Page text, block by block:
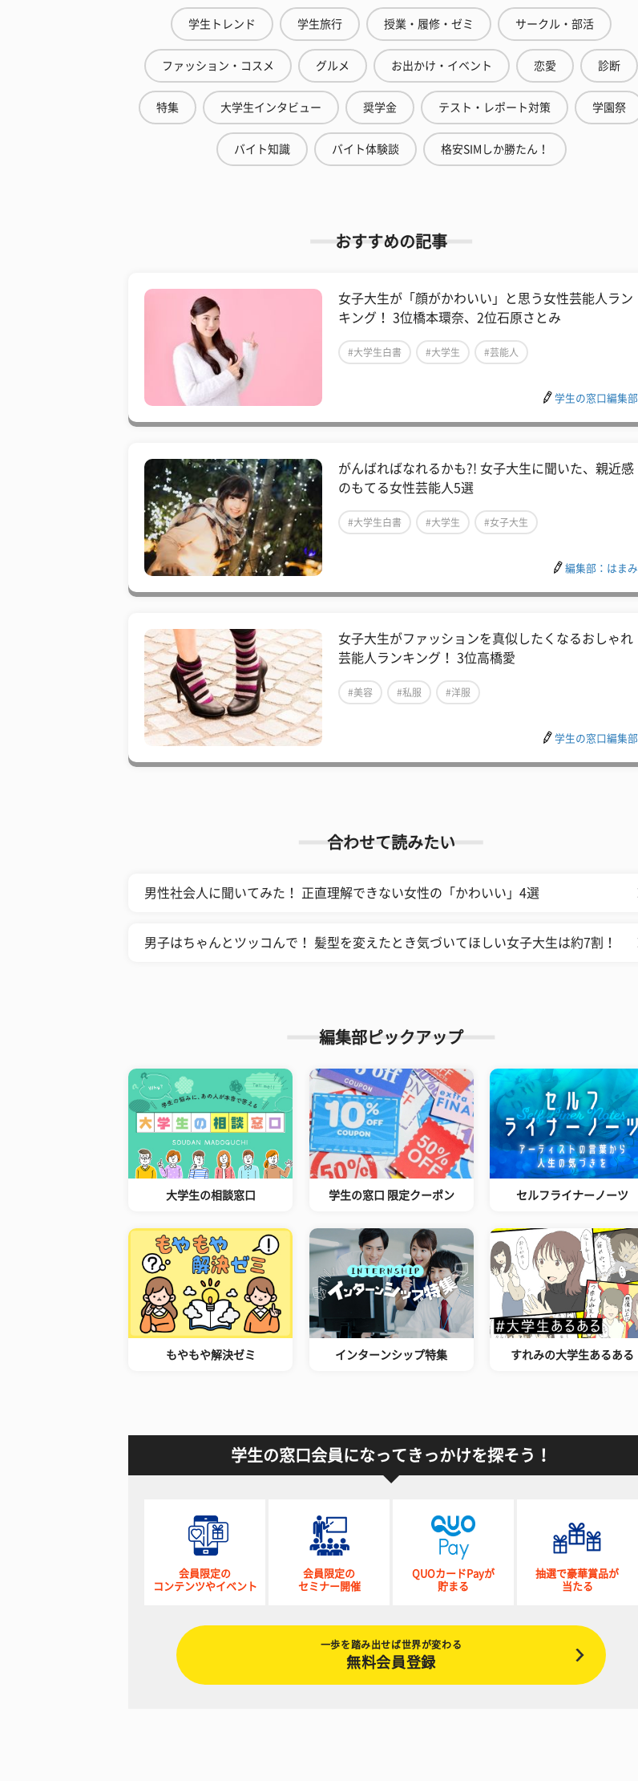
学生トレンド 学生旅行 授業・履修・ゼミ サークル・部活
ファッション・コスメ グルメ お出かけ・イベント 恋愛 診断
特集 大学生インタビュー 奨学金 テスト・レポート対策 学園祭
バイト知識 バイト体験談 格安SIMしか勝たん！
おすすめの記事
女子大生が「顔がかわいい」と思う女性芸能人ラン
キング！ 3位橋本環奈、2位石原さとみ
#大学生白書 #大学生 #芸能人
学生の窓口編集部
がんばればなれるかも?! 女子大生に聞いた、親近感
のもてる女性芸能人5選
#大学生白書 #大学生 #女子大生
編集部：はまみ
女子大生がファッションを真似したくなるおしゃれ
芸能人ランキング！ 3位高橋愛
#美容 #私服 #洋服
学生の窓口編集部
合わせて読みたい
男性社会人に聞いてみた！ 正直理解できない女性の「かわいい」4選
男子はちゃんとツッコんで！ 髪型を変えたとき気づいてほしい女子大生は約7割！
編集部ピックアップ
大学生の相談窓口 学生の窓口 限定クーポン セルフライナーノーツ
もやもや解決ゼミ インターンシップ特集 すれみの大学生あるある
学生の窓口会員になってきっかけを探そう！
会員限定の
コンテンツやイベント
会員限定の
セミナー開催
QUOカードPayが
貯まる
抽選で豪華賞品が
当たる
一歩を踏み出せば世界が変わる
無料会員登録